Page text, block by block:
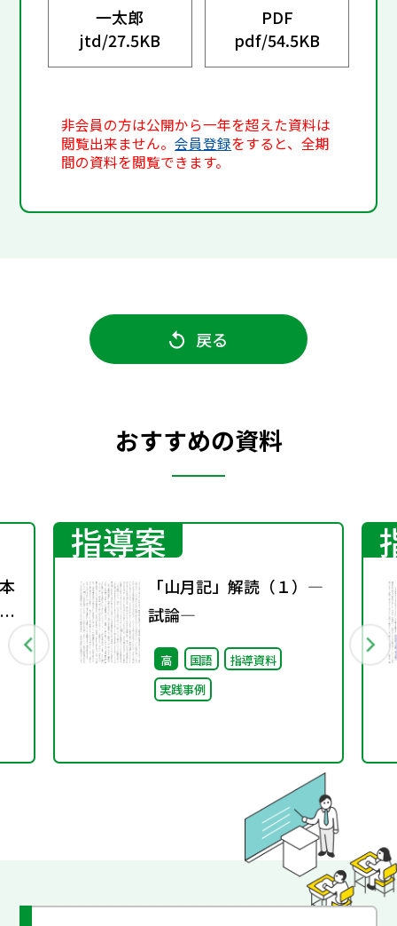
一太郎
jtd/27.5KB
PDF
pdf/54.5KB
非会員の方は公開から一年を超えた資料は
閲覧出来ません。会員登録をすると、全期
間の資料を閲覧できます。
戻る
おすすめの資料
指導案
「山月記」解読（１）―
試論―
高 国語
指導資料
実践事例